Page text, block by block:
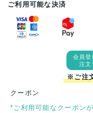
ご利用可能な決済
会員登
注文
※ご注
クーポン
*ご利用可能なクーポン